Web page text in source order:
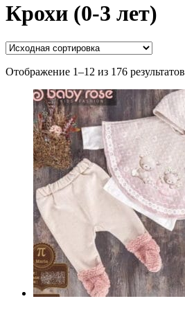
Крохи (0-3 лет)
Отображение 1–12 из 176 результатов